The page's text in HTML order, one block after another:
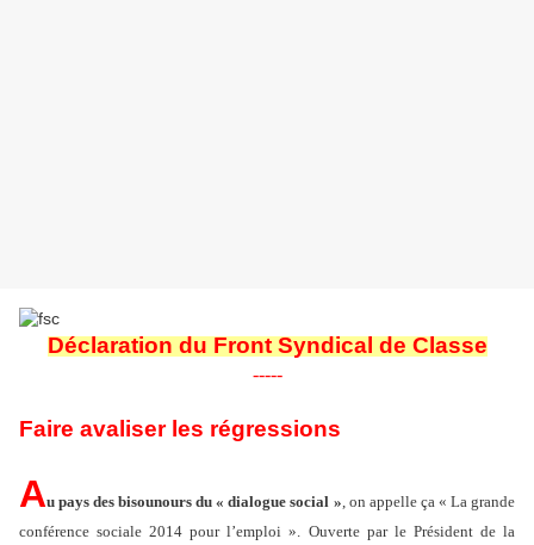
Déclaration du Front Syndical de Classe
-----
Faire avaliser les régressions
Au pays des bisounours du « dialogue social », on appelle ça « La grande
conférence sociale 2014 pour l’emploi ». Ouverte par le Président de la